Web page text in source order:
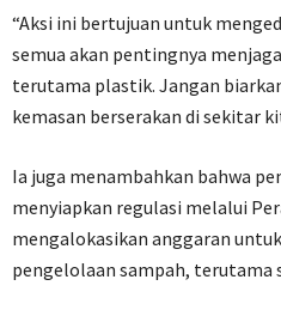
“Aksi ini bertujuan untuk
semua akan pentingnya
terutama plastik. Jangan
kemasan berserakan di sekitar
Ia juga menambahkan bahwa
menyiapkan regulasi melalui
mengalokasikan anggaran
pengelolaan sampah, terutama